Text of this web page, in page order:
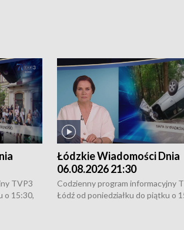
TVP3
o 15:30,
Łódzkie Wiadomości Dnia
06.08.2026 21:30
Codzienny program informacyjny
Łódź od poniedziałku do piątku o